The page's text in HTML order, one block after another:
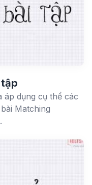
áp dụng cụ thể các
Matching